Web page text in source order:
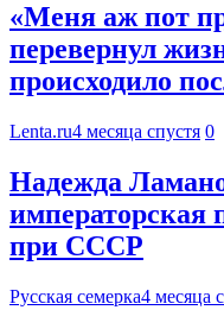
«Меня аж пот
перевернул
происходило
Lenta.ru4 месяца спустя 0
Надежда
императорская
при СССР
Русская семерка4 месяца